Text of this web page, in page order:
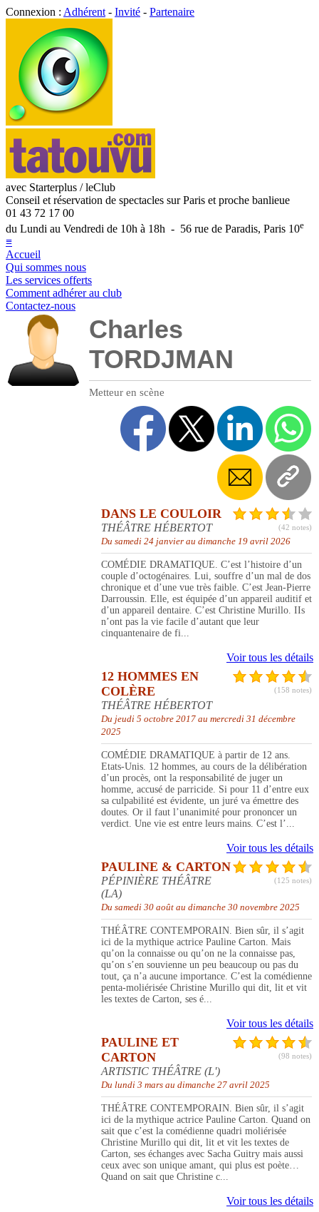
Connexion : Adhérent - Invité - Partenaire
avec Starterplus / leClub
Conseil et réservation de spectacles sur Paris et proche banlieue
01 43 72 17 00
du Lundi au Vendredi de 10h à 18h - 56 rue de Paradis, Paris 10e
≡
Accueil
Qui sommes nous
Les services offerts
Comment adhérer au club
Contactez-nous
Charles
TORDJMAN
Metteur en scène
(42 notes)
DANS LE COULOIR
THÉÂTRE HÉBERTOT
Du samedi 24 janvier au dimanche 19 avril 2026
COMÉDIE DRAMATIQUE. C’est l’histoire d’un
couple d’octogénaires. Lui, souffre d’un mal de dos
chronique et d’une vue très faible. C’est Jean-Pierre
Darroussin. Elle, est équipée d’un appareil auditif et
d’un appareil dentaire. C’est Christine Murillo. IIs
n’ont pas la vie facile d’autant que leur
cinquantenaire de fi...
Voir tous les détails
(158 notes)
12 HOMMES EN
COLÈRE
THÉÂTRE HÉBERTOT
Du jeudi 5 octobre 2017 au mercredi 31 décembre
2025
COMÉDIE DRAMATIQUE à partir de 12 ans.
Etats-Unis. 12 hommes, au cours de la délibération
d’un procès, ont la responsabilité de juger un
homme, accusé de parricide. Si pour 11 d’entre eux
sa culpabilité est évidente, un juré va émettre des
doutes. Or il faut l’unanimité pour prononcer un
verdict. Une vie est entre leurs mains. C’est l’...
Voir tous les détails
(125 notes)
PAULINE & CARTON
PÉPINIÈRE THÉÂTRE
(LA)
Du samedi 30 août au dimanche 30 novembre 2025
THÉÂTRE CONTEMPORAIN. Bien sûr, il s’agit
ici de la mythique actrice Pauline Carton. Mais
qu’on la connaisse ou qu’on ne la connaisse pas,
qu’on s’en souvienne un peu beaucoup ou pas du
tout, ça n’a aucune importance. C’est la comédienne
penta-moliérisée Christine Murillo qui dit, lit et vit
les textes de Carton, ses é...
Voir tous les détails
(98 notes)
PAULINE ET
CARTON
ARTISTIC THÉÂTRE (L')
Du lundi 3 mars au dimanche 27 avril 2025
THÉÂTRE CONTEMPORAIN. Bien sûr, il s’agit
ici de la mythique actrice Pauline Carton. Quand on
sait que c’est la comédienne quadri moliérisée
Christine Murillo qui dit, lit et vit les textes de
Carton, ses échanges avec Sacha Guitry mais aussi
ceux avec son unique amant, qui plus est poète…
Quand on sait que Christine c...
Voir tous les détails